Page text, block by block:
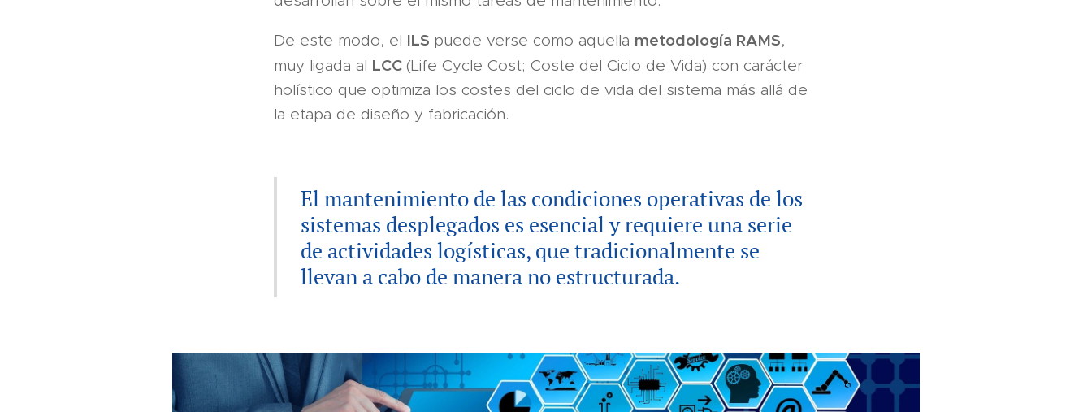
De este modo, el ILS puede verse como aquella metodología RAMS,
muy ligada al LCC (Life Cycle Cost; Coste del Ciclo de Vida) con carácter
holístico que optimiza los costes del ciclo de vida del sistema más allá de
la etapa de diseño y fabricación.
El mantenimiento de las condiciones operativas de los
sistemas desplegados es esencial y requiere una serie
de actividades logísticas, que tradicionalmente se
llevan a cabo de manera no estructurada.